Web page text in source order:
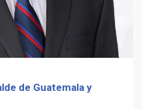
de Guatemala y